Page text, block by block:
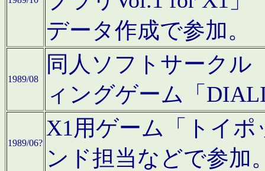
データ作成で参加。
1989/08
同人ソフトサークル
ィングゲーム「
1989/06?
X1用ゲーム「トイ
ンド担当などで参加